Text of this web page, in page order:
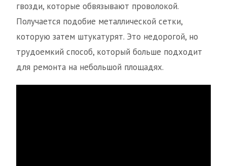
гвозди, которые обвязывают проволокой.
Получается подобие металлической сетки,
которую затем штукатурят. Это недорогой, но
трудоемкий способ, который больше подходит
для ремонта на небольшой площадях.